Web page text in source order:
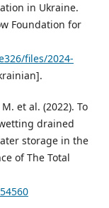
in Ukraine.
Foundation for
files/2024-
et al. (2022). To
drained
storage in the
of The Total